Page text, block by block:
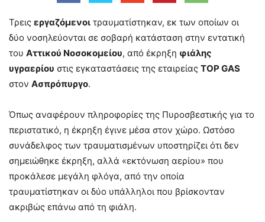
Τρεις εργαζόμενοι τραυματίστηκαν, εκ των οποίων οι
δύο νοσηλεύονται σε σοβαρή κατάσταση στην εντατική
του Αττικού Νοσοκομείου, από έκρηξη φιάλης
υγραερίου στις εγκαταστάσεις της εταιρείας TOP GAS
στον Ασπρόπυργο.
Όπως αναφέρουν πληροφορίες της Πυροσβεστικής για το
περιστατικό, η έκρηξη έγινε μέσα στον χώρο. Ωστόσο
συνάδελφος των τραυματισμένων υποστηρίζει ότι δεν
σημειώθηκε έκρηξη, αλλά «εκτόνωση αερίου» που
προκάλεσε μεγάλη φλόγα, από την οποία
τραυματίστηκαν οι δύο υπάλληλοι που βρίσκονταν
ακριβώς επάνω από τη φιάλη.